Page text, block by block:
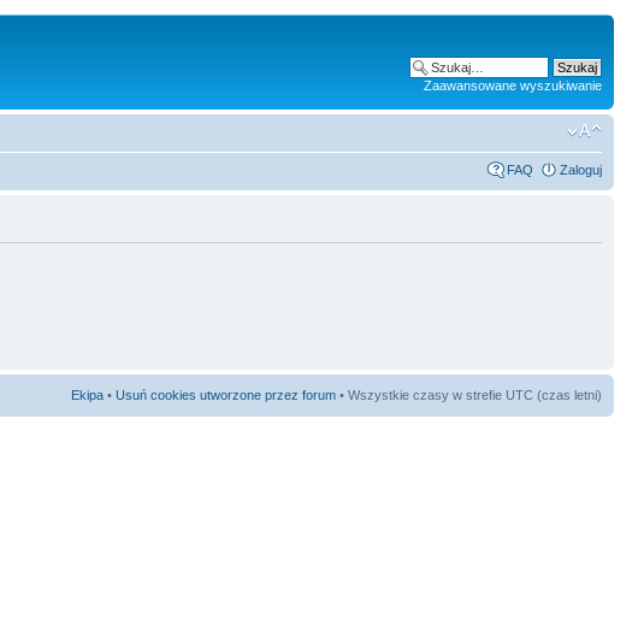
Zaawansowane wyszukiwanie
FAQ Zaloguj
Ekipa • Usuń cookies utworzone przez forum • Wszystkie czasy w strefie UTC (czas letni)